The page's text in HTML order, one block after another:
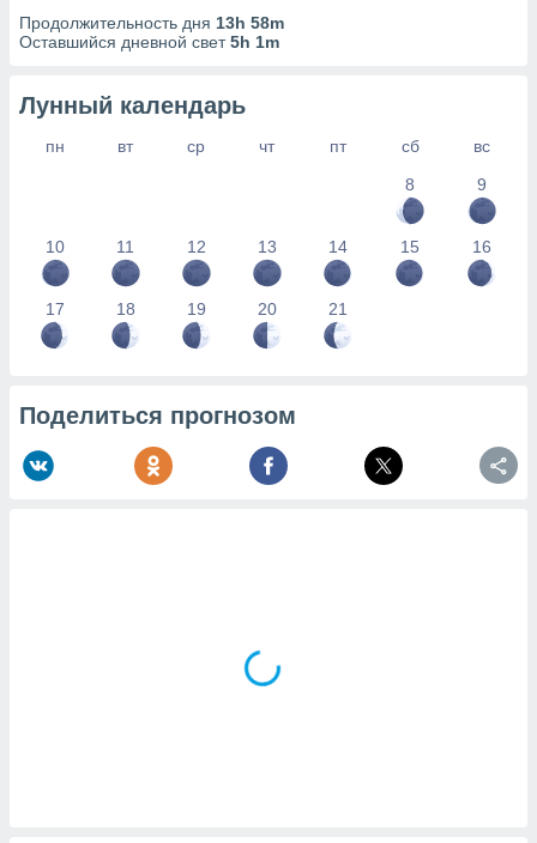
Продолжительность дня 13h 58m
Оставшийся дневной свет5h 1m
Лунный календарь
пн вт ср чт пт сб
вс
8
9
10 11 12 13 14 15 16
17 18 19 20 21
Поделиться прогнозом